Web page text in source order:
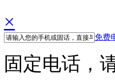
×
免费
固定电话，